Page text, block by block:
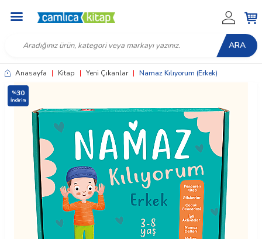
ARA
Anasayfa | Kitap | Yeni Çıkanlar | Namaz Kılıyorum (Erkek)
%30
İndirim